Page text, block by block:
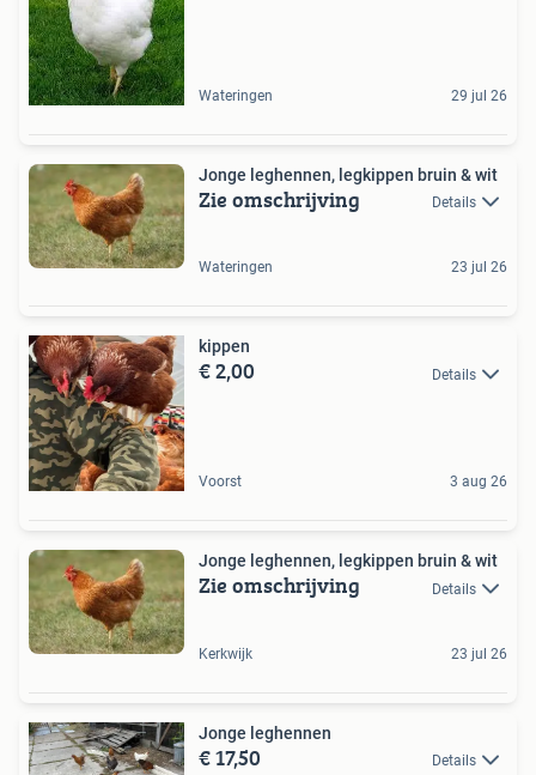
Wateringen 29 jul 26
Jonge leghennen, legkippen bruin & wit
Zie omschrijving Details
Wateringen 23 jul 26
kippen
€ 2,00 Details
Voorst 3 aug 26
Jonge leghennen, legkippen bruin & wit
Zie omschrijving Details
Kerkwijk 23 jul 26
Jonge leghennen
€ 17,50 Details